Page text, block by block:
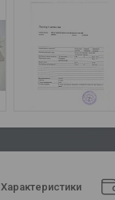
Характеристики